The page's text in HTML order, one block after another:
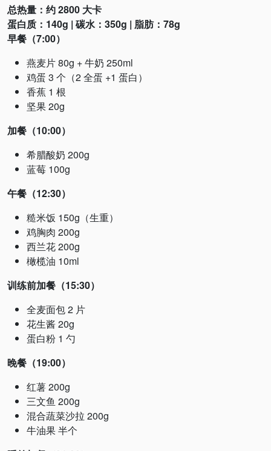
总热量：约 2800 大卡
蛋白质：140g | 碳水：350g | 脂肪：78g
早餐（7:00）
燕麦片 80g + 牛奶 250ml
鸡蛋 3 个（2 全蛋 +1 蛋白）
香蕉 1 根
坚果 20g
加餐（10:00）
希腊酸奶 200g
蓝莓 100g
午餐（12:30）
糙米饭 150g（生重）
鸡胸肉 200g
西兰花 200g
橄榄油 10ml
训练前加餐（15:30）
全麦面包 2 片
花生酱 20g
蛋白粉 1 勺
晚餐（19:00）
红薯 200g
三文鱼 200g
混合蔬菜沙拉 200g
牛油果 半个